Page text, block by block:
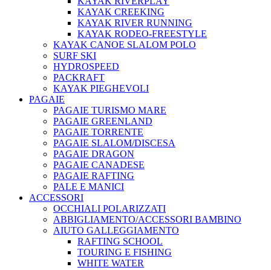
KAYAK CREEKING
KAYAK RIVER RUNNING
KAYAK RODEO-FREESTYLE
KAYAK CANOE SLALOM POLO
SURF SKI
HYDROSPEED
PACKRAFT
KAYAK PIEGHEVOLI
PAGAIE
PAGAIE TURISMO MARE
PAGAIE GREENLAND
PAGAIE TORRENTE
PAGAIE SLALOM/DISCESA
PAGAIE DRAGON
PAGAIE CANADESE
PAGAIE RAFTING
PALE E MANICI
ACCESSORI
OCCHIALI POLARIZZATI
ABBIGLIAMENTO/ACCESSORI BAMBINO
AIUTO GALLEGGIAMENTO
RAFTING SCHOOL
TOURING E FISHING
WHITE WATER